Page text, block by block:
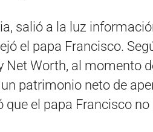
salió a la luz
el papa Francisco.
Worth, al momento
patrimonio neto de
el papa Francisco no